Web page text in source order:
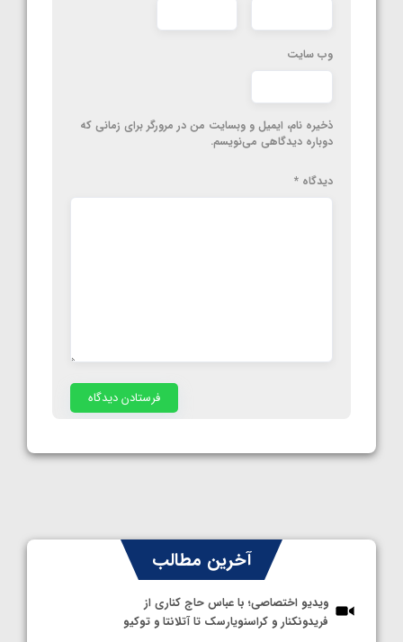
وب‌ سایت
ذخیره نام، ایمیل و وبسایت من در مرورگر برای زمانی که
دوباره دیدگاهی می‌نویسم.
دیدگاه *
آخرین مطالب
ویدیو اختصاصی؛ با عباس حاج کناری از
فریدونکنار و کراسنویارسک تا آتلانتا و توکیو